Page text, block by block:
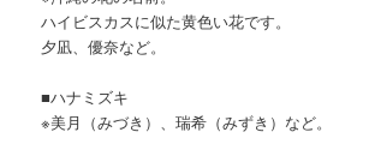
ハイビスカスに似た黄色い花です。
夕凪、優奈など。
■ハナミズキ
※美月（みづき）、瑞希（みずき）など。